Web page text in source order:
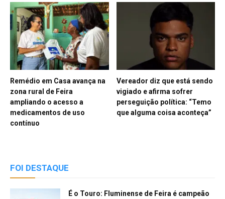
Remédio em Casa avança na
zona rural de Feira
ampliando o acesso a
medicamentos de uso
contínuo
Vereador diz que está sendo
vigiado e afirma sofrer
perseguição política: “Temo
que alguma coisa aconteça”
FOI DESTAQUE
É o Touro: Fluminense de Feira é campeão